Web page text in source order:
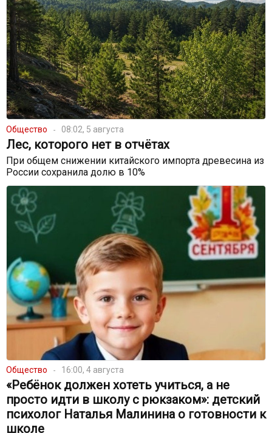
Общество 08:02, 5 августа
Лес, которого нет в отчётах
При общем снижении китайского импорта древесина из
России сохранила долю в 10%
Общество 16:00, 4 августа
«Ребёнок должен хотеть учиться, а не
просто идти в школу с рюкзаком»: детский
психолог Наталья Малинина о готовности к
школе